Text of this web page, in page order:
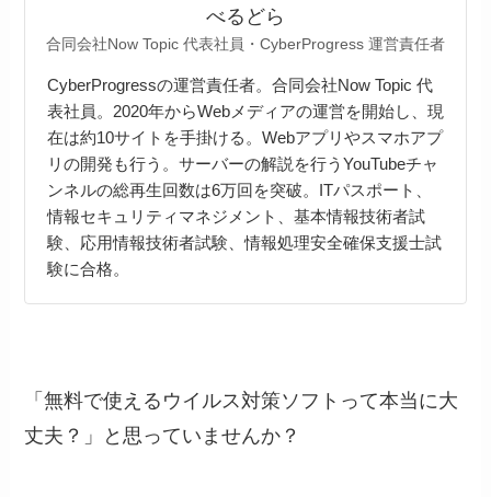
べるどら
合同会社Now Topic 代表社員・CyberProgress 運営責任者
CyberProgressの運営責任者。合同会社Now Topic 代
表社員。2020年からWebメディアの運営を開始し、現
在は約10サイトを手掛ける。Webアプリやスマホアプ
リの開発も行う。サーバーの解説を行うYouTubeチャ
ンネルの総再生回数は6万回を突破。ITパスポート、
情報セキュリティマネジメント、基本情報技術者試
験、応用情報技術者試験、情報処理安全確保支援士試
験に合格。
「無料で使えるウイルス対策ソフトって本当に大
丈夫？」と思っていませんか？